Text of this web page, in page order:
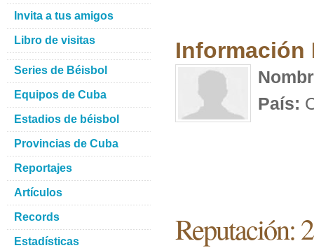
Información
País:
Reputación:
Invita a tus amigos
Libro de visitas
Series de Béisbol
Equipos de Cuba
Estadios de béisbol
Provincias de Cuba
Reportajes
Artículos
Records
Estadísticas